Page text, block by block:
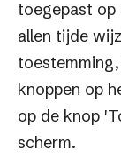
toegepast op
allen tijde
knoppen op
op de knop
scherm.
Volg ons op
tips en
Heb je